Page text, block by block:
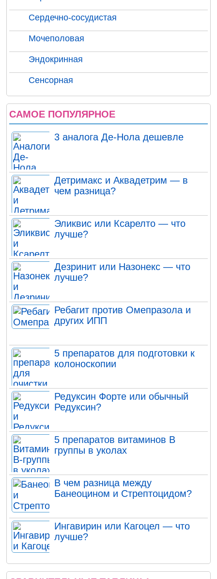
Сердечно-сосудистая
Мочеполовая
Эндокринная
Сенсорная
САМОЕ ПОПУЛЯРНОЕ
3 аналога Де-Нола дешевле
Детримакс и Аквадетрим — в
чем разница?
Эликвис или Ксарелто — что
лучше?
Дезринит или Назонекс — что
лучше?
Ребагит против Омепразола и
других ИПП
5 препаратов для подготовки к
колоноскопии
Редуксин Форте или обычный
Редуксин?
5 препаратов витаминов В
группы в уколах
В чем разница между
Банеоцином и Стрептоцидом?
Ингавирин или Кагоцел — что
лучше?